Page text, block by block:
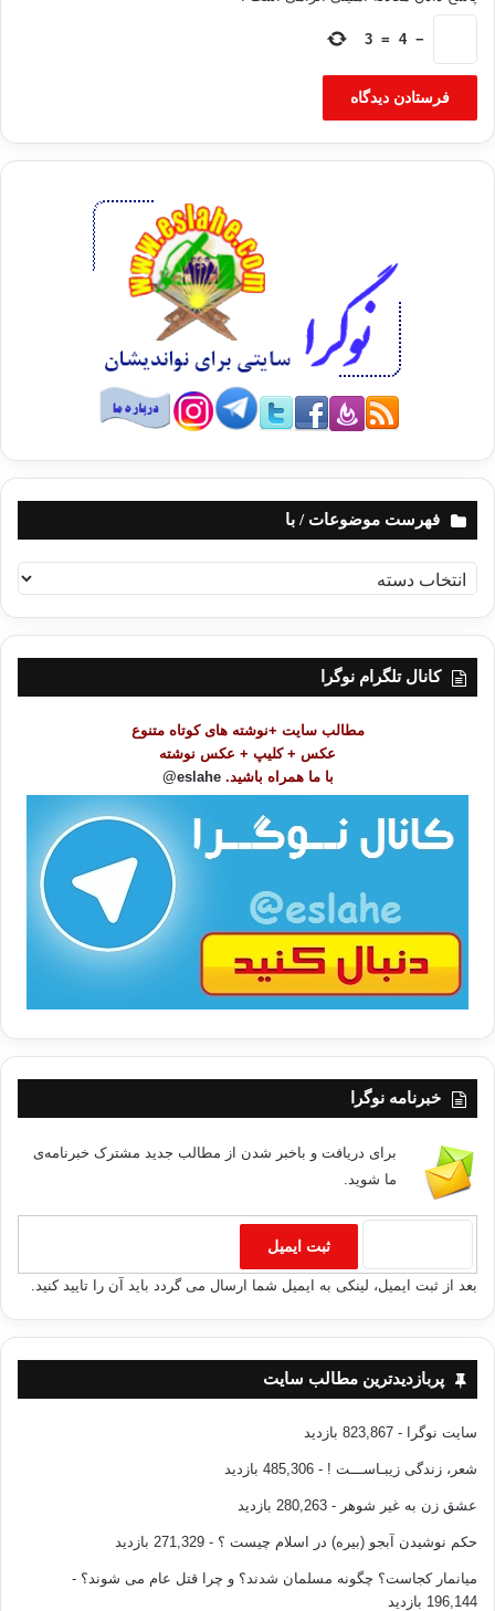
−
4
=
3
فهرست موضوعات / با
ه
ر
کانال تلگرام نوگرا
مطالب سایت +نوشته های کوتاه متنوع
عکس + کلیپ + عکس نوشته
با ما همراه باشید. eslahe@
خبرنامه نوگرا
برای دریافت و باخبر شدن از مطالب جدید مشترک خبرنامه‌ی
ما شوید.
بعد از ثبت ایمیل، لینکی به ایمیل شما ارسال می گردد باید آن را تایید کنید.
پربازدیدترین مطالب سایت
سایت نوگرا - 823,867 بازدید
شعر، زندگی زیبـاســـت ! - 485,306 بازدید
عشق زن به غیر شوهر - 280,263 بازدید
حکم نوشیدن آبجو (بیره) در اسلام چیست ؟ - 271,329 بازدید
میانمار کجاست؟ چگونه مسلمان شدند؟ و چرا قتل عام می شوند؟ -
196,144 بازدید